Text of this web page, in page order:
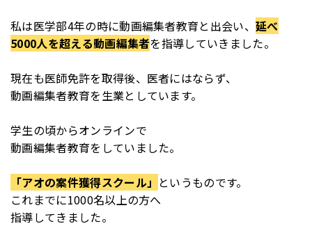
私は医学部4年の時に動画編集者教育と出会い、延べ
5000人を超える動画編集者を指導していきました。
現在も医師免許を取得後、医者にはならず、
動画編集者教育を生業としています。
学生の頃からオンラインで
動画編集者教育をしていました。
「アオの案件獲得スクール」 というものです。
これまでに1000名以上の方へ
指導してきました。